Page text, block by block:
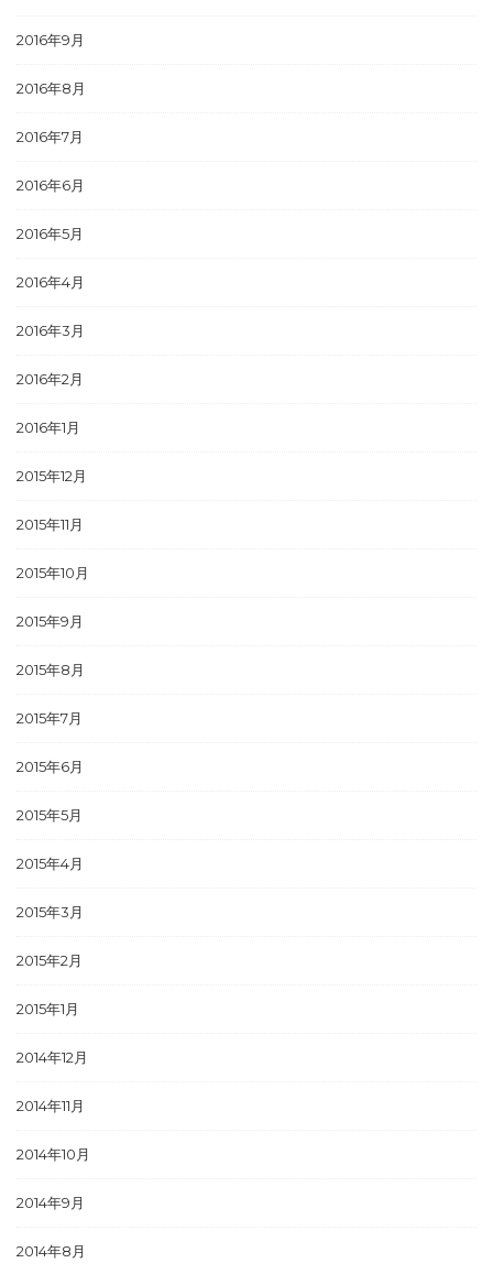
2016年9月
2016年8月
2016年7月
2016年6月
2016年5月
2016年4月
2016年3月
2016年2月
2016年1月
2015年12月
2015年11月
2015年10月
2015年9月
2015年8月
2015年7月
2015年6月
2015年5月
2015年4月
2015年3月
2015年2月
2015年1月
2014年12月
2014年11月
2014年10月
2014年9月
2014年8月